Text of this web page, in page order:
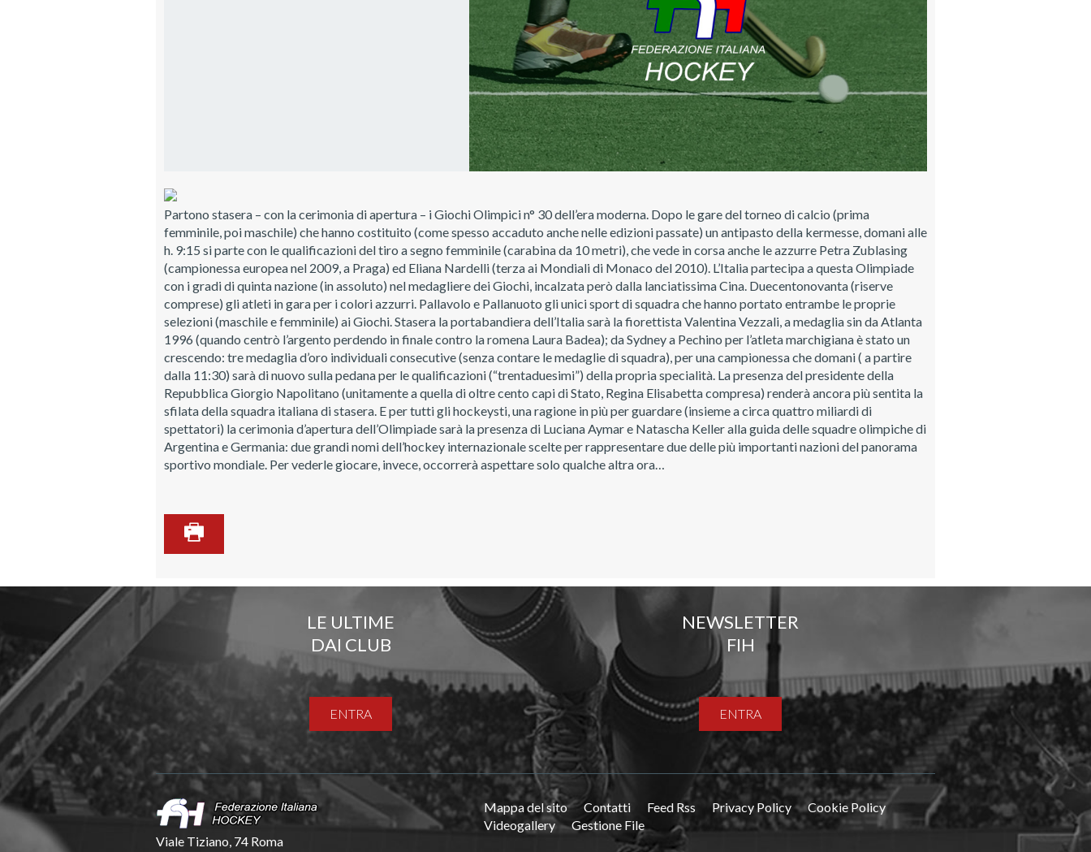
Partono stasera – con la cerimonia di apertura – i Giochi Olimpici n° 30 dell’era moderna. Dopo le gare del torneo di calcio (prima
femminile, poi maschile) che hanno costituito (come spesso accaduto anche nelle edizioni passate) un antipasto della kermesse, domani alle
h. 9:15 si parte con le qualificazioni del tiro a segno femminile (carabina da 10 metri), che vede in corsa anche le azzurre Petra Zublasing
(campionessa europea nel 2009, a Praga) ed Eliana Nardelli (terza ai Mondiali di Monaco del 2010). L’Italia partecipa a questa Olimpiade
con i gradi di quinta nazione (in assoluto) nel medagliere dei Giochi, incalzata però dalla lanciatissima Cina. Duecentonovanta (riserve
comprese) gli atleti in gara per i colori azzurri. Pallavolo e Pallanuoto gli unici sport di squadra che hanno portato entrambe le proprie
selezioni (maschile e femminile) ai Giochi. Stasera la portabandiera dell’Italia sarà la fiorettista Valentina Vezzali, a medaglia sin da Atlanta
1996 (quando centrò l’argento perdendo in finale contro la romena Laura Badea); da Sydney a Pechino per l’atleta marchigiana è stato un
crescendo: tre medaglia d’oro individuali consecutive (senza contare le medaglie di squadra), per una campionessa che domani ( a partire
dalla 11:30) sarà di nuovo sulla pedana per le qualificazioni (“trentaduesimi”) della propria specialità. La presenza del presidente della
Repubblica Giorgio Napolitano (unitamente a quella di oltre cento capi di Stato, Regina Elisabetta compresa) renderà ancora più sentita la
sfilata della squadra italiana di stasera. E per tutti gli hockeysti, una ragione in più per guardare (insieme a circa quattro miliardi di
spettatori) la cerimonia d’apertura dell’Olimpiade sarà la presenza di Luciana Aymar e Natascha Keller alla guida delle squadre olimpiche di
Argentina e Germania: due grandi nomi dell’hockey internazionale scelte per rappresentare due delle più importanti nazioni del panorama
sportivo mondiale. Per vederle giocare, invece, occorrerà aspettare solo qualche altra ora…
LE ULTIME
DAI CLUB
ENTRA
NEWSLETTER
FIH
ENTRA
Viale Tiziano, 74 Roma
Mappa del sito Contatti Feed Rss Privacy Policy
Cookie Policy
Videogallery
Gestione File